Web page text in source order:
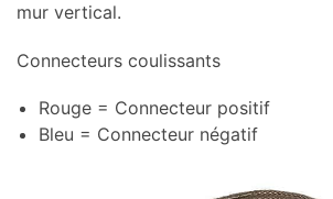
mur vertical.
Connecteurs coulissants
Rouge = Connecteur positif
Bleu = Connecteur négatif